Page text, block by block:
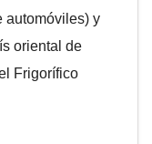
automóviles) y
oriental de
Frigorífico